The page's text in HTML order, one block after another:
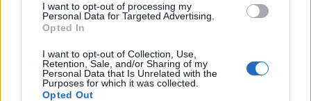
I want to opt-out of processing my
Personal Data for Targeted Advertising.
Opted In
I want to opt-out of Collection, Use,
Retention, Sale, and/or Sharing of my
Personal Data that Is Unrelated with the
Purposes for which it was collected.
Opted Out
Ultime ricerche:
そごう 売 S+o+M, esri Ottat,
,Corsi,TELAL ,Piote,ESING,Etorf ,L i o
Iottt,tko g,ochiv